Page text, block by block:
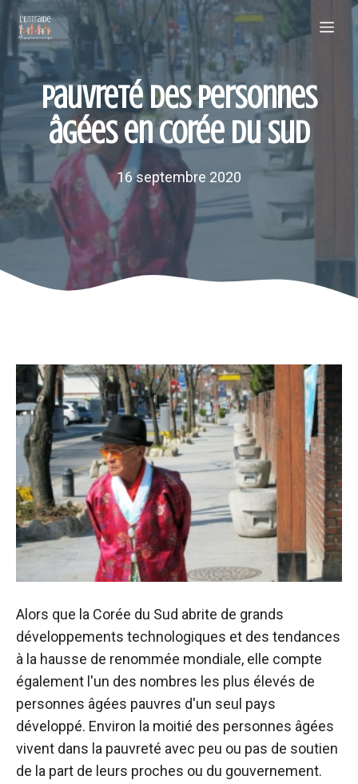
Aller
contenu
Pauvreté des personnes
âgées en Corée du Sud
16 septembre 2020
Alors que la Corée du Sud abrite de grands
développements technologiques et des tendances
à la hausse de renommée mondiale, elle compte
également l'un des nombres les plus élevés de
personnes âgées pauvres d'un seul pays
développé. Environ la moitié des personnes âgées
vivent dans la pauvreté avec peu ou pas de soutien
de la part de leurs proches ou du gouvernement.